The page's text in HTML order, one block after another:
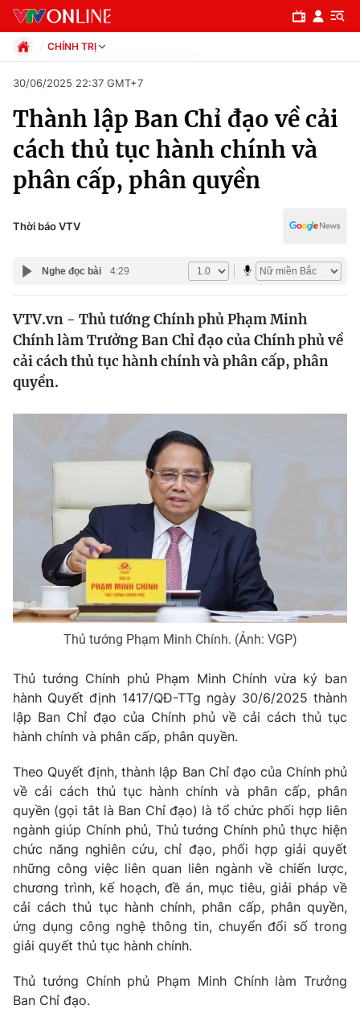
Chuyên mục
Chính trị
Thế giới
Tin tức
Thế giới đó đây
Kinh tế
Thị trường
Phim VTV
Hậu trường
Nhân vật
Khán giả
Giải trí
Điện ảnh
Âm nhạc
Đời sống
Du lịch
Chất lượng cuộc sống
Giáo dục
Học trực tuyến
Công nghệ
Hitech Công nghệ tương lai
Sản phẩm
Thị trường
Tư vấn
Giao lưu trực tuyến
Lịch phát sóng
Chuyên mục khác
Emagazine Podcast
Photo Infographic
Video Shorts video
VTV Money
CHÍNH TRỊ
Xã hội
Pháp luật
Thể thao
Truyền hình
Văn hóa - Giải trí
Giáo dục
30/06/2025 22:37 GMT+7
Thành lập Ban Chỉ đạo về cải
cách thủ tục hành chính và
phân cấp, phân quyền
Thời báo VTV
Nghe đọc bài 4:29
VTV.vn - Thủ tướng Chính phủ Phạm Minh
Chính làm Trưởng Ban Chỉ đạo của Chính phủ về
cải cách thủ tục hành chính và phân cấp, phân
quyền.
Thủ tướng Phạm Minh Chính. (Ảnh: VGP)
Thủ tướng Chính phủ Phạm Minh Chính vừa ký ban
hành Quyết định 1417/QĐ-TTg ngày 30/6/2025 thành
lập Ban Chỉ đạo của Chính phủ về cải cách thủ tục
hành chính và phân cấp, phân quyền.
Theo Quyết định, thành lập Ban Chỉ đạo của Chính phủ
về cải cách thủ tục hành chính và phân cấp, phân
quyền (gọi tắt là Ban Chỉ đạo) là tổ chức phối hợp liên
ngành giúp Chính phủ, Thủ tướng Chính phủ thực hiện
chức năng nghiên cứu, chỉ đạo, phối hợp giải quyết
những công việc liên quan liên ngành về chiến lược,
chương trình, kế hoạch, đề án, mục tiêu, giải pháp về
cải cách thủ tục hành chính, phân cấp, phân quyền,
ứng dụng công nghệ thông tin, chuyển đổi số trong
giải quyết thủ tục hành chính.
Thủ tướng Chính phủ Phạm Minh Chính làm Trưởng
Ban Chỉ đạo.